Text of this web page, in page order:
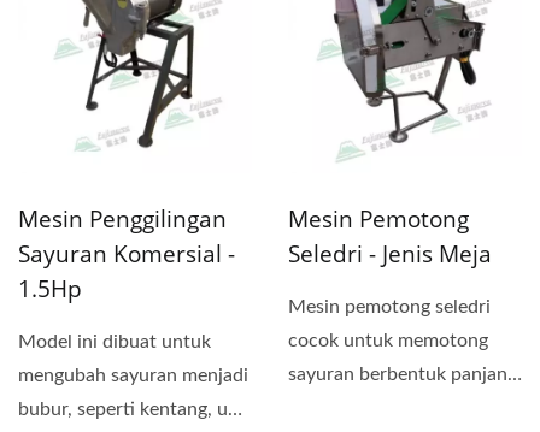
Mesin Penggilingan
Sayuran Komersial -
1.5Hp
Model ini dibuat untuk
mengubah sayuran menjadi
bubur, seperti kentang, ubi
Mesin Pemotong
Seledri - Jenis Meja
Mesin pemotong seledri
cocok untuk memotong
sayuran berbentuk panjang